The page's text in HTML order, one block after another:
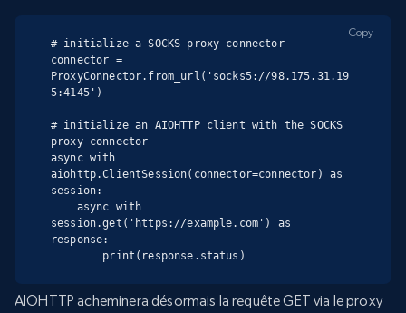
# initialize a SOCKS proxy connector
connector =
ProxyConnector.from_url('socks5://98.175.31.19
5:4145')
# initialize an AIOHTTP client with the SOCKS
proxy connector
async with
aiohttp.ClientSession(connector=connector) as
session:
session.get('https://example.com') as
response:
        print(response.status)
Copy
AIOHTTP acheminera désormais la requête GET via le proxy